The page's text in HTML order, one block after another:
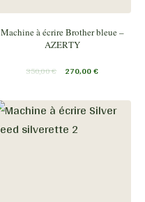
Machine à écrire Brother bleue –
AZERTY
350,00€ 270,00€